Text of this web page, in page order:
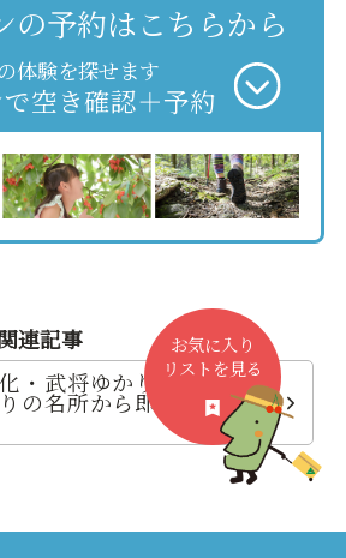
の予約はこちらから
体験を探せます
空き確認＋予約
連記事
・武将ゆかりの地を巡る
の名所から即身仏、銀山
お気に入り
リストを見る